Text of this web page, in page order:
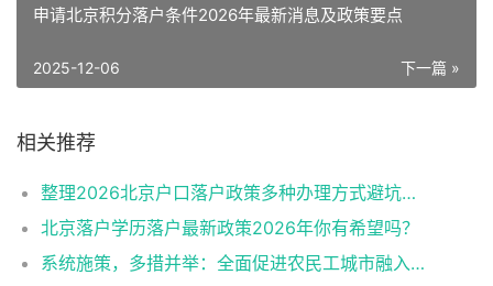
申请北京积分落户条件2026年最新消息及政策要点
下一篇 »
2025-12-06
相关推荐
整理2026北京户口落户政策多种办理方式避坑指南
北京落户学历落户最新政策2026年你有希望吗？
系统施策，多措并举：全面促进农民工城市融入与社会融合